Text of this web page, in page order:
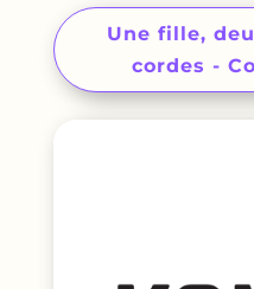
Une fille,
cordes -